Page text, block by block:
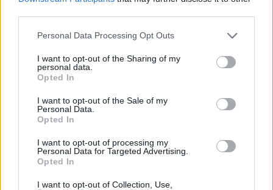
Personal Data Processing Opt Outs
I want to opt-out of the Sharing of my
personal data.
Opted In
I want to opt-out of the Sale of my
Personal Data.
Opted In
I want to opt-out of processing my
Personal Data for Targeted Advertising.
Opted In
I want to opt-out of Collection, Use,